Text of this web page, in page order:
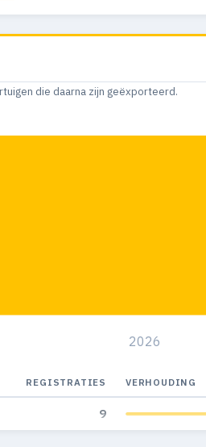
die daarna zijn geëxporteerd.
2026
REGISTRATIES VERHOUDING
9